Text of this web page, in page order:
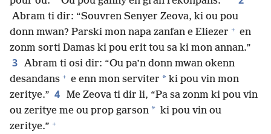
Abram ti dir: “Souvren Senyer Zeova, ki ou pou
donn mwan? Parski mon napa zanfan e Eliezer + en
zonm sorti Damas ki pou erit tou sa ki mon annan.”
3 Abram ti osi dir: “Ou pa’n donn mwan okenn
desandans + e enn mon serviter * ki pou vin mon
zeritye.” 4 Me Zeova ti dir li, “Pa sa zonm ki pou vin
ou zeritye me ou prop garson * ki pou vin ou
zeritye.” +